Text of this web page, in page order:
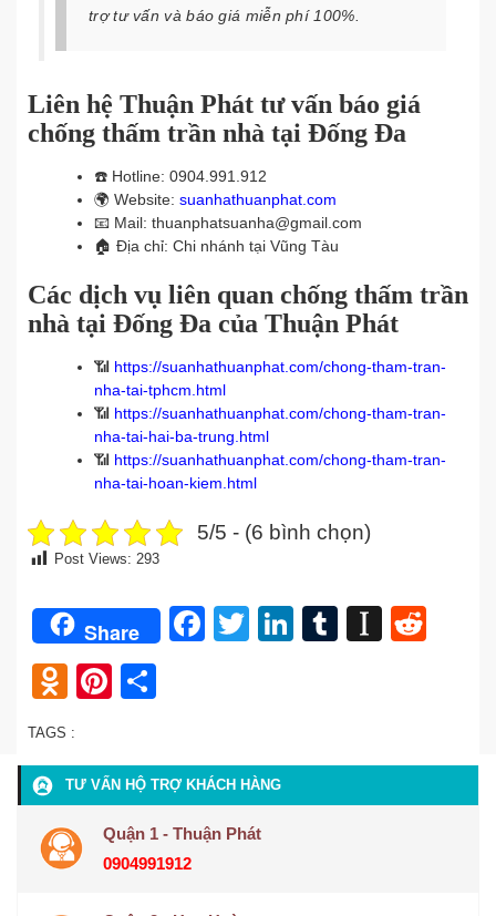
trợ tư vấn và báo giá miễn phí 100%.
Liên hệ Thuận Phát tư vấn báo giá
chống thấm trần nhà tại Đống Đa
☎️ Hotline: 0904.991.912
🌍 Website: suanhathuanphat.com
📧 Mail: thuanphatsuanha@gmail.com
🏠 Địa chỉ: Chi nhánh tại Vũng Tàu
Các dịch vụ liên quan chống thấm trần
nhà tại Đống Đa của Thuận Phát
📶 https://suanhathuanphat.com/chong-tham-tran-
nha-tai-tphcm.html
📶 https://suanhathuanphat.com/chong-tham-tran-
nha-tai-hai-ba-trung.html
📶 https://suanhathuanphat.com/chong-tham-tran-
nha-tai-hoan-kiem.html
5/5 - (6 bình chọn)
Post Views: 293
Share Facebook
TwitterLinkedIn
Tumblr
Odnoklassniki
Pinterest
TAGS :
TƯ VẤN HỘ TRỢ KHÁCH HÀNG
Quận 1 - Thuận Phát
0904991912